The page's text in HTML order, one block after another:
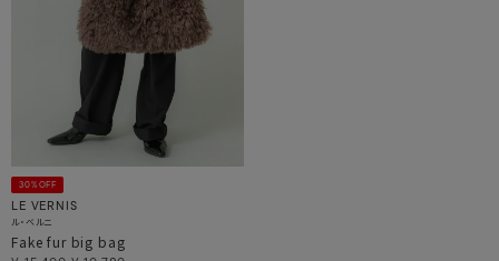
30%OFF
LE VERNIS
ル・ベルニ
Fake fur big bag